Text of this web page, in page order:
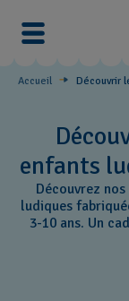
Accueil Découvrir
enfants
Découvrez
ludiques
3-10 ans. Un